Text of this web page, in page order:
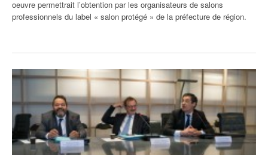
oeuvre permettrait l’obtention par les organisateurs de salons
professionnels du label « salon protégé » de la préfecture de région.